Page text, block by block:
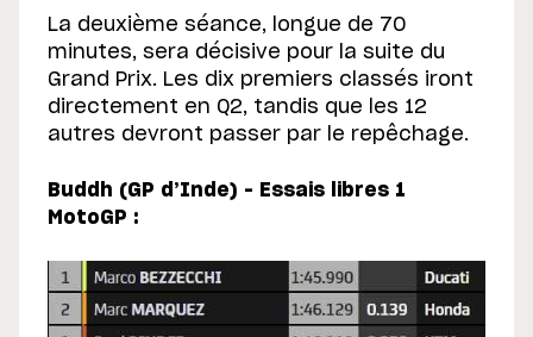
La deuxième séance, longue de 70
minutes, sera décisive pour la suite du
Grand Prix. Les dix premiers classés iront
directement en Q2, tandis que les 12
autres devront passer par le repêchage.
Buddh (GP d’Inde) – Essais libres 1
MotoGP :